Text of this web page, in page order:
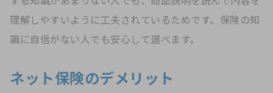
理解しやすいように工夫されているためです。保険の知
識に自信がない人でも安心して選べます。
ネット保険のデメリット